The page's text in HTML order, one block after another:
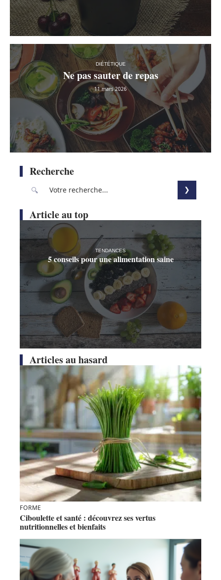
DIÉTÉTIQUE
Ne pas sauter de repas
11 mars 2026
Recherche
Article au top
TENDANCES
5 conseils pour une alimentation saine
Articles au hasard
FORME
Ciboulette et santé : découvrez ses vertus
nutritionnelles et bienfaits